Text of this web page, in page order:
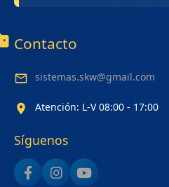
Contacto
sistemas.skw@gmail.com
Atención: L-V 08:00 - 17:00
Síguenos